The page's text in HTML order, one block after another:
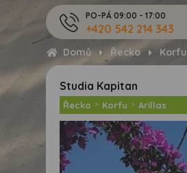
PO-PÁ 09:00 - 17:00
+420 542 214 343
Domů Řecko Korfu
Studia Kapitan
Řecko > Korfu > Arillas